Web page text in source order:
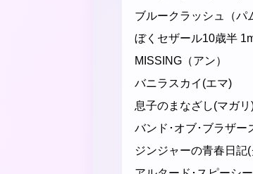
ブルークラッシュ（パ
ぼくセザール10歳半
MISSING（アン）
バニラスカイ(エマ)
息子のまなざし(マガリ
バンド･オブ･ブラザー
ジンジャーの青春日記